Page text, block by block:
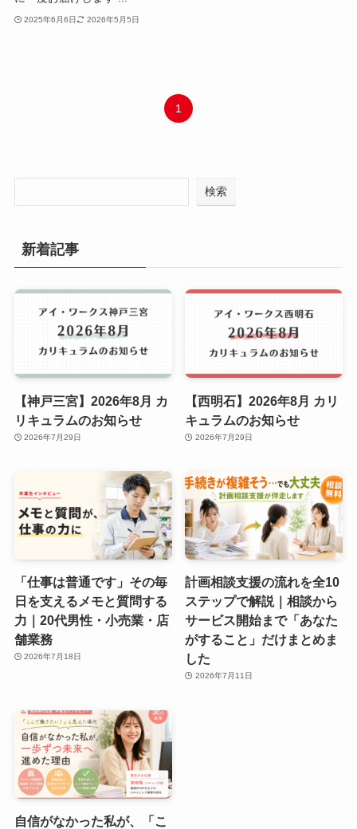
2025年6月6日 2026年5月5日
1
検索
新着記事
【神戸三宮】2026年8月 カ
リキュラムのお知らせ
2026年7月29日
【西明石】2026年8月 カリ
キュラムのお知らせ
2026年7月29日
「仕事は普通です」その毎
日を支えるメモと質問する
力｜20代男性・小売業・店
舗業務
2026年7月18日
計画相談支援の流れを全10
ステップで解説｜相談から
サービス開始まで「あなた
がすること」だけまとめま
した
2026年7月11日
自信がなかった私が、「こ